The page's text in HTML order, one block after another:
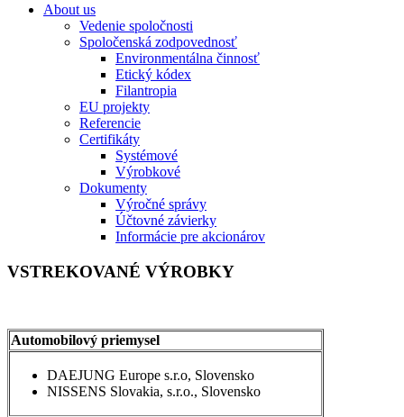
About us
Vedenie spoločnosti
Spoločenská zodpovednosť
Environmentálna činnosť
Etický kódex
Filantropia
EU projekty
Referencie
Certifikáty
Systémové
Výrobkové
Dokumenty
Výročné správy
Účtovné závierky
Informácie pre akcionárov
VSTREKOVANÉ VÝROBKY
Automobilový priemysel
DAEJUNG Europe s.r.o, Slovensko
NISSENS Slovakia, s.r.o., Slovensko